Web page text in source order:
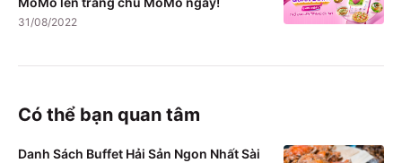
31/08/2022
Có thể bạn quan tâm
Danh Sách Buffet Hải Sản Ngon Nhất Sài